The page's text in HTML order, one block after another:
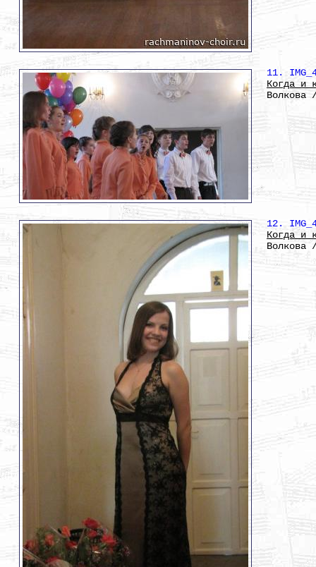
11.
Когда и
Волкова
12.
Когда и
Волкова